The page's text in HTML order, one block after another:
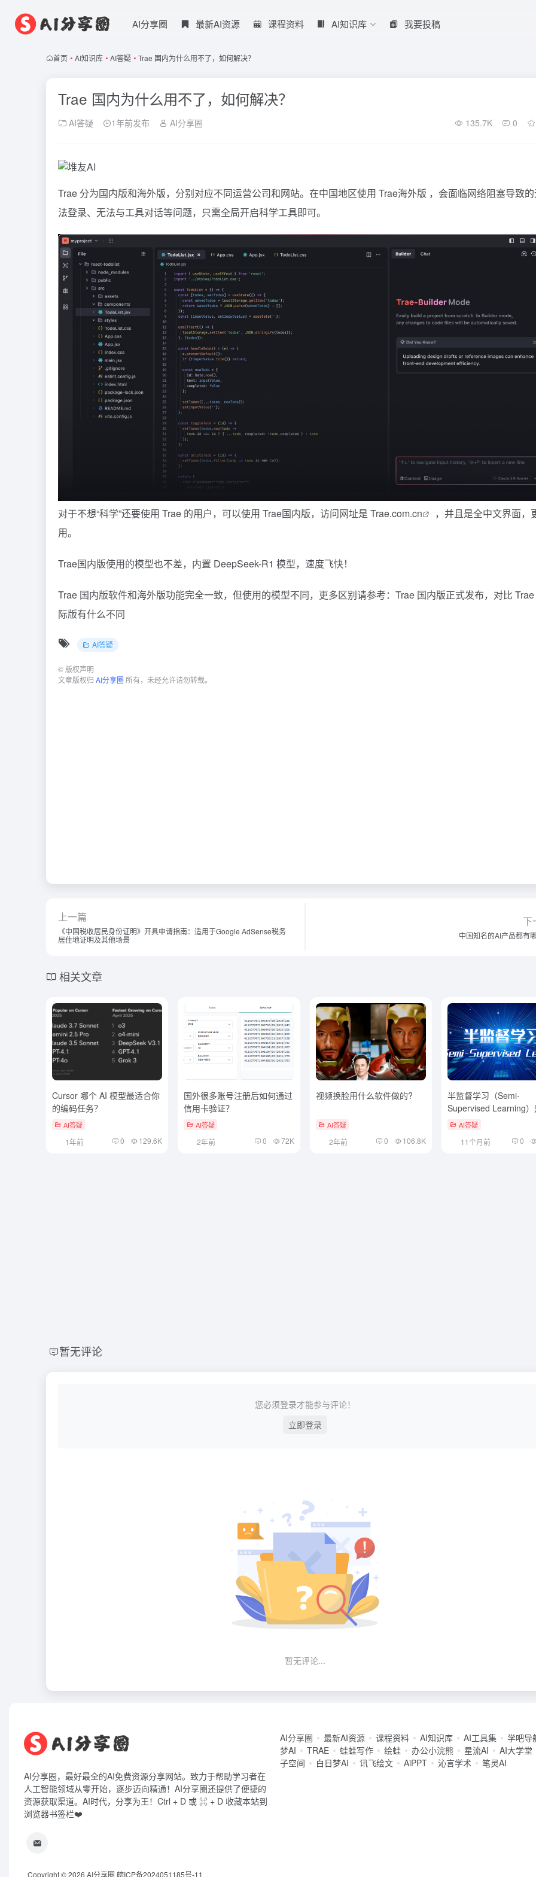
AI分享圈 最新AI资源 课程资料 AI知识库 我要投稿
首页 • AI知识库 • AI答疑 • Trae 国内为什么用不了，如何解决？
Trae 国内为什么用不了，如何解决？
AI答疑 1年前发布 AI分享圈 135.7K 0
Trae 分为国内版和海外版，分别对应不同运营公司和网站。在中国地区使用 Trae海外版 ，会面临网络阻塞导致
法登录、无法与工具对话等问题，只需全局开启科学工具即可。
对于不想“科学”还要使用 Trae 的用户，可以使用 Trae国内版，访问网址是 Trae.com.cn
，并且是全中文界面，
用。
Trae国内版使用的模型也不差，内置 DeepSeek-R1 模型，速度飞快！
Trae 国内版软件和海外版功能完全一致，但使用的模型不同，更多区别请参考： Trae 国内版正式发布，对比 Trae
际版有什么不同
AI答疑
© 版权声明
文章版权归 AI分享圈 所有，未经允许请勿转载。
上一篇
《中国税收居民身份证明》开具申请指南：适用于Google AdSense税务
居住地证明及其他场景
下
中国知名的AI产品都有
相关文章
Cursor 哪个 AI 模型最适合你
的编码任务？
AI答疑
1年前 0 129.6K
国外很多账号注册后如何通过
信用卡验证？
AI答疑
2年前 0 72K
视频换脸用什么软件做的?
AI答疑
2年前 0 106.8K
半监督学习（Semi-
Supervised Learning）
么，一文看懂
AI答疑
11个月前 0
暂无评论
您必须登录才能参与评论！
立即登录
暂无评论...
AI分享圈，最好最全的AI免费资源分享网站。致力于帮助学习者在
人工智能领域从零开始，逐步迈向精通！AI分享圈还提供了便捷的
资源获取渠道。AI时代，分享为王！Ctrl + D 或 ⌘ + D 收藏本站到
浏览器书签栏❤️
AI分享圈 最新AI资源 课程资料 AI知识库 AI工具集 学吧导
梦AI
TRAE 蛙蛙写作 绘蛙 办公小浣熊 星流AI AI大学堂
子空间
白日梦AI 讯飞绘文 AiPPT 沁言学术 笔灵AI
Copyright © 2026 AI分享圈 皖ICP备2024051185号-11